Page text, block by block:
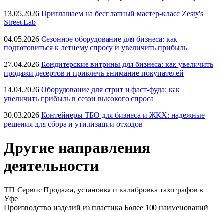
13.05.2026 Приглашаем на бесплатный мастер-класс Zesty's
Street Lab
04.05.2026 Сезонное оборудование для бизнеса: как
подготовиться к летнему спросу и увеличить прибыль
27.04.2026 Кондитерские витрины для бизнеса: как увеличить
продажи десертов и привлечь внимание покупателей
14.04.2026 Оборудование для стрит и фаст-фуда: как
увеличить прибыль в сезон высокого спроса
30.03.2026 Контейнеры ТБО для бизнеса и ЖКХ: надежные
решения для сбора и утилизации отходов
Другие направления
деятельности
ТП-Сервис Продажа, установка и калибровка тахографов в
Уфе
Производство изделий из пластика Более 100 наименований